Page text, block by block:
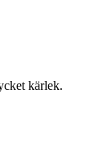
kärlek.